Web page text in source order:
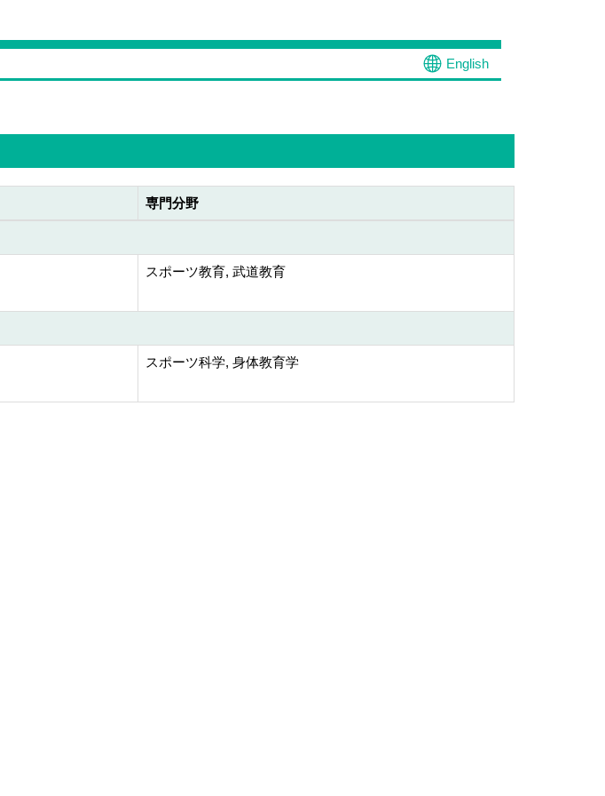
English
専門分野
スポーツ教育, 武道教育
スポーツ科学, 身体教育学